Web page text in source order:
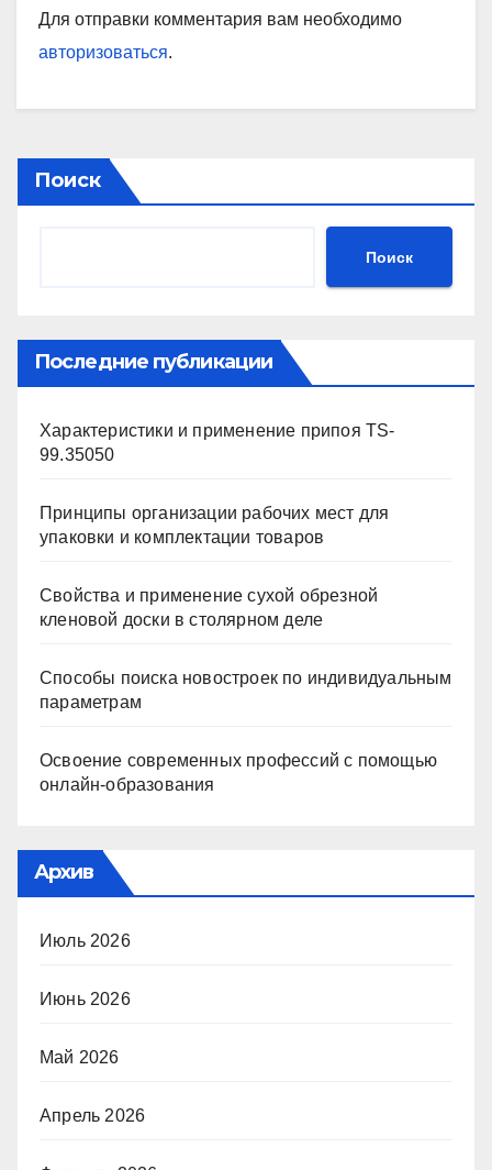
Для отправки комментария вам необходимо
авторизоваться.
Поиск
Поиск
Последние публикации
Характеристики и применение припоя TS-
99.35050
Принципы организации рабочих мест для
упаковки и комплектации товаров
Свойства и применение сухой обрезной
кленовой доски в столярном деле
Способы поиска новостроек по индивидуальным
параметрам
Освоение современных профессий с помощью
онлайн-образования
Архив
Июль 2026
Июнь 2026
Май 2026
Апрель 2026